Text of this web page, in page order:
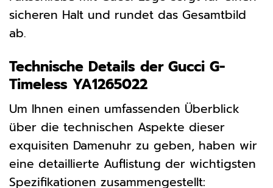
sicheren Halt und rundet das Gesamtbild
ab.
Technische Details der Gucci G-
Timeless YA1265022
Um Ihnen einen umfassenden Überblick
über die technischen Aspekte dieser
exquisiten Damenuhr zu geben, haben wir
eine detaillierte Auflistung der wichtigsten
Spezifikationen zusammengestellt: